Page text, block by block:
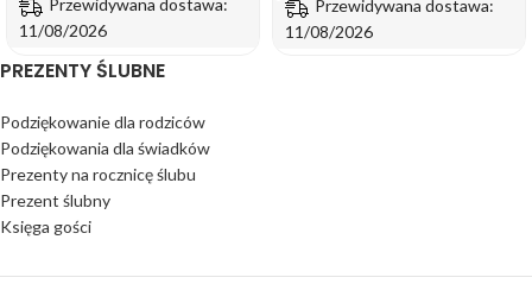
Przewidywana dostawa:
11/08/2026
Przewidywana dostawa:
11/08/2026
PREZENTY ŚLUBNE
Podziękowanie dla rodziców
Podziękowania dla świadków
Prezenty na rocznicę ślubu
Prezent ślubny
Księga gości